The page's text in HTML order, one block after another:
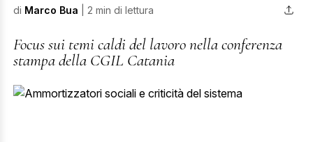
di Marco Bua | 2 min di lettura
Focus sui temi caldi del lavoro nella conferenza
stampa della CGIL Catania